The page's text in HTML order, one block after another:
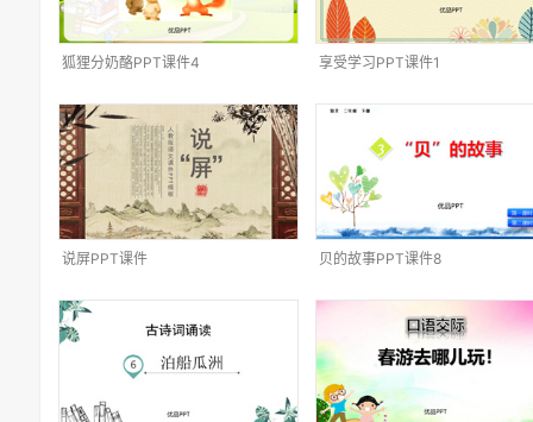
狐狸分奶酪PPT课件4 享受学习PPT课件1
说屏PPT课件 贝的故事PPT课件8